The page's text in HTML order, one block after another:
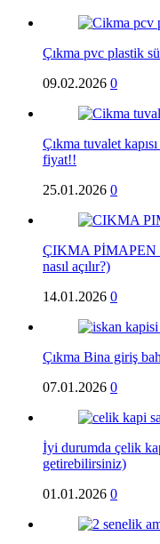
Çıkma pvc plastik
09.02.2026 0
Çıkma tuvalet
fiyat!!
25.01.2026 0
ÇIKMA PİMAPEN
nasıl açılır?)
14.01.2026 0
Çıkma Bina giriş
07.01.2026 0
İyi durumda çelik
getirebilirsiniz)
01.01.2026 0